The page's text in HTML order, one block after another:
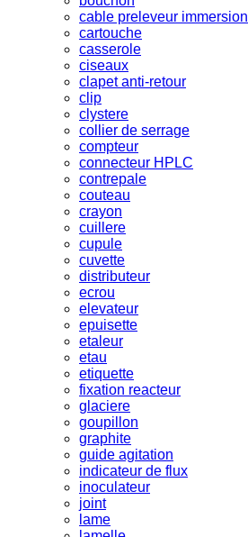
cable preleveur immersion
cartouche
casserole
ciseaux
clapet anti-retour
clip
clystere
collier de serrage
compteur
connecteur HPLC
contrepale
couteau
crayon
cuillere
cupule
cuvette
distributeur
ecrou
elevateur
epuisette
etaleur
etau
etiquette
fixation reacteur
glaciere
goupillon
graphite
guide agitation
indicateur de flux
inoculateur
joint
lame